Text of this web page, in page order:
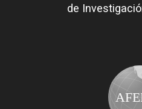
de